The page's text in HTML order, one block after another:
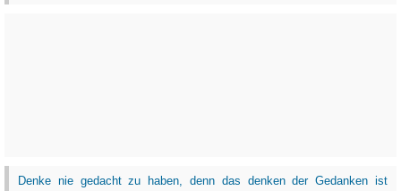
Denke nie gedacht zu haben, denn das denken der Gedanken ist